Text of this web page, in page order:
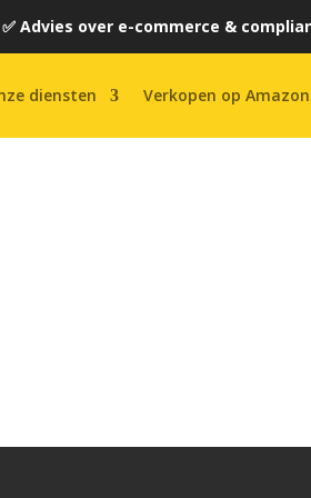
over e-commerce &
diensten Verkopen op Amazon